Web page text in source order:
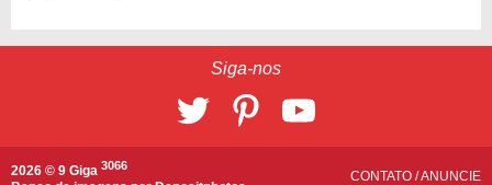
Siga-nos
2026 © 9 Giga 3066
CONTATO /ANUNCIE